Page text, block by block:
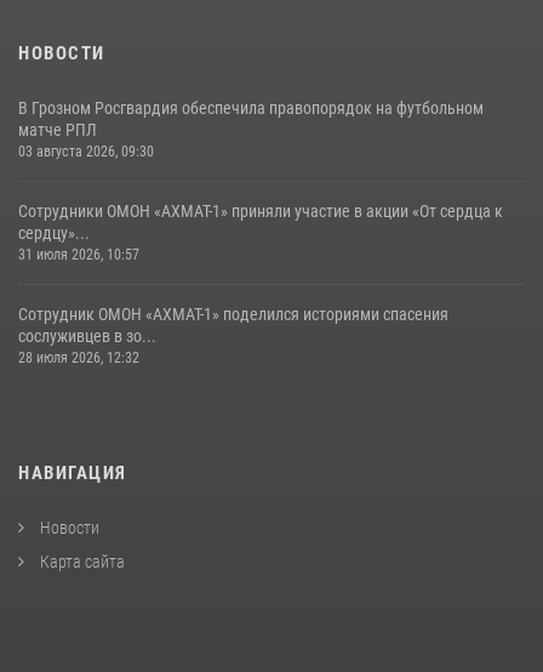
НОВОСТИ
В Грозном Росгвардия обеспечила правопорядок на футбольном
матче РПЛ
03 августа 2026, 09:30
Сотрудники ОМОН «АХМАТ-1» приняли участие в акции «От сердца к
сердцу»...
31 июля 2026, 10:57
Сотрудник ОМОН «АХМАТ-1» поделился историями спасения
сослуживцев в зо...
28 июля 2026, 12:32
НАВИГАЦИЯ
Новости
Карта сайта